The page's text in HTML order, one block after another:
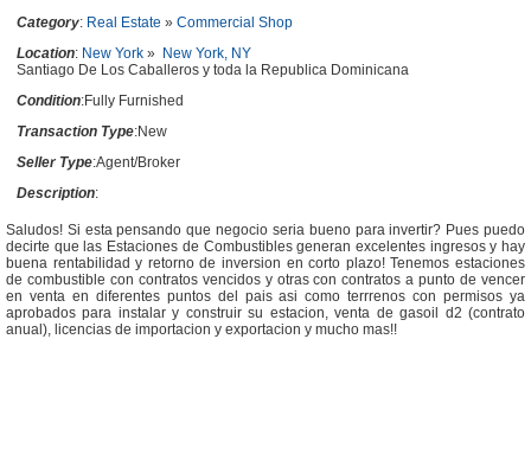
Category: Real Estate » Commercial Shop
Location: New York » New York, NY
Santiago De Los Caballeros y toda la Republica Dominicana
Condition:Fully Furnished
Transaction Type:New
Seller Type:Agent/Broker
Description:
Saludos! Si esta pensando que negocio seria bueno para invertir? Pues puedo
decirte que las Estaciones de Combustibles generan excelentes ingresos y hay
buena rentabilidad y retorno de inversion en corto plazo! Tenemos estaciones
de combustible con contratos vencidos y otras con contratos a punto de vencer
en venta en diferentes puntos del pais asi como terrrenos con permisos ya
aprobados para instalar y construir su estacion, venta de gasoil d2 (contrato
anual), licencias de importacion y exportacion y mucho mas!!